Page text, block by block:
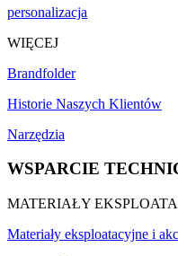
personalizacja
WIĘCEJ
Brandfolder
Historie Naszych Klientów
Narzędzia
WSPARCIE
MATERIAŁY
Materiały eksploatacyjne i